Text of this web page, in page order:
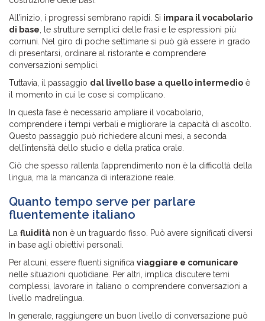
All’inizio, i progressi sembrano rapidi. Si impara il vocabolario
di base , le strutture semplici delle frasi e le espressioni più
comuni. Nel giro di poche settimane si può già essere in grado
di presentarsi, ordinare al ristorante e comprendere
conversazioni semplici.
Tuttavia, il passaggio dal livello base a quello intermedio è
il momento in cui le cose si complicano.
In questa fase è necessario ampliare il vocabolario,
comprendere i tempi verbali e migliorare la capacità di ascolto.
Questo passaggio può richiedere alcuni mesi, a seconda
dell’intensità dello studio e della pratica orale.
Ciò che spesso rallenta l’apprendimento non è la difficoltà della
lingua, ma la mancanza di interazione reale.
Quanto tempo serve per parlare
fluentemente italiano
La fluidità non è un traguardo fisso. Può avere significati diversi
in base agli obiettivi personali.
Per alcuni, essere fluenti significa viaggiare e comunicare
nelle situazioni quotidiane. Per altri, implica discutere temi
complessi, lavorare in italiano o comprendere conversazioni a
livello madrelingua.
In generale, raggiungere un buon livello di conversazione può